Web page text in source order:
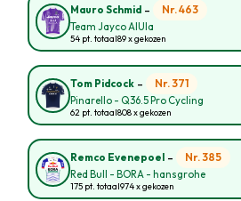
Mauro Schmid - Nr. 463
Team Jayco AlUla
54 pt. totaal89 x gekozen
Tom Pidcock - Nr. 371
Pinarello - Q36.5 Pro Cycling
62 pt. totaal808 x gekozen
Remco Evenepoel - Nr. 385
Red Bull - BORA - hansgrohe
175 pt. totaal974 x gekozen